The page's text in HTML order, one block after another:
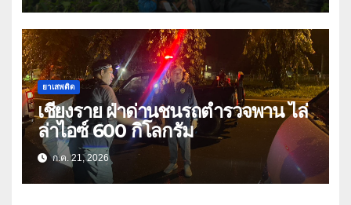
ยาเสพติด
เชียงราย ฝ่าด่านชนรถตำรวจพาน ไล่
ล่าไอซ์ 600 กิโลกรัม
ก.ค. 21, 2026